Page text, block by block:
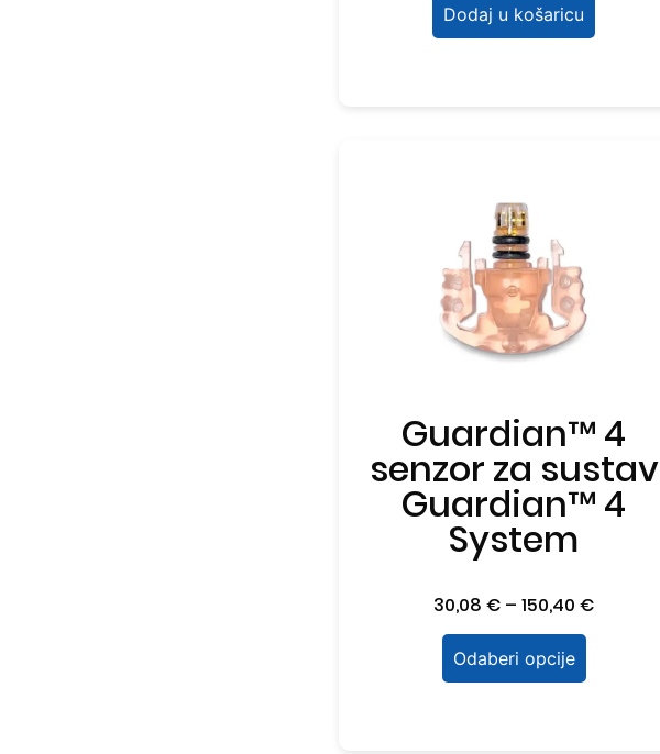
Dodaj u košaricu
Guardian™ 4
senzor za sustav
Guardian™ 4
System
30,08 € – 150,40 €
Odaberi opcije